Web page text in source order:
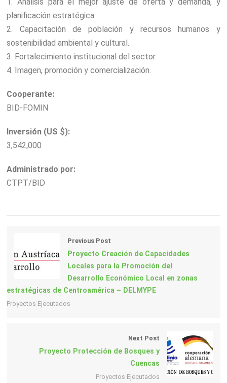
planificación estratégica.
2. Capacitación de población y recursos humanos y
sostenibilidad ambiental y cultural.
3. Fortalecimiento institucional del sector.
4. Imagen, promoción y comercialización.
Cooperante:
BID-FOMIN
Inversión (US $):
3,542,000
Administrado por:
CTPT/BID
Previous Post
Proyecto Creación de Capacidades
Locales para la Promoción del
Desarrollo Económico Local en zonas
estratégicas de Centroamérica – DELMYPE
Proyectos Ejecutados
Next Post
Proyecto Protección de Bosques y
Cuencas
Proyectos Ejecutados